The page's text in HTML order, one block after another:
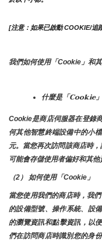
[注意：如果已啟動 COOKIE/追
我們如何使用「Cookie」和
什麼是「Cookie」
Cookie是商店伺服器在登錄
何其他智慧終端設備中的小
元。當您再次訪問該商店時
可能會存儲使用者偏好和其他
（2） 如何使用「Cookie」
當您使用我們的商店時，我
的設備型號、操作系統、設
的瀏覽資訊和點擊資訊，以
們在訪問商店時識別您的身